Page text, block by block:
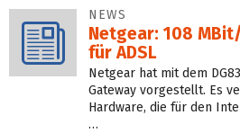
NEWS
Netgear: 108
für ADSL
Netgear hat mit dem
Gateway vorgestellt. Es
Hardware, die für den
…